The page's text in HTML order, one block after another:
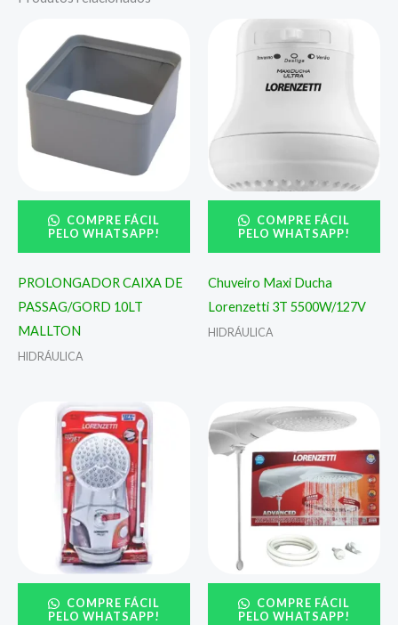
COMPRE FÁCIL
PELO WHATSAPP!
PROLONGADOR CAIXA DE
PASSAG/GORD 10LT
MALLTON
HIDRÁULICA
COMPRE FÁCIL
PELO WHATSAPP!
Chuveiro Maxi Ducha
Lorenzetti 3T 5500W/127V
HIDRÁULICA
COMPRE FÁCIL
PELO WHATSAPP!
COMPRE FÁCIL
PELO WHATSAPP!